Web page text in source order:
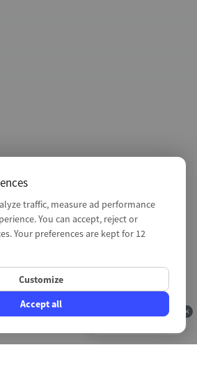
traffic, measure ad performance
You can accept, reject or
Your preferences are kept for 12
Customize
Accept all